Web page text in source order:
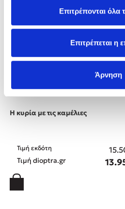
Επιτρέπονται όλα
Επιτρέπεται η
Άρνηση
Η κυρία με τις καμέλιες
Τιμή εκδότη
Τιμή dioptra.gr